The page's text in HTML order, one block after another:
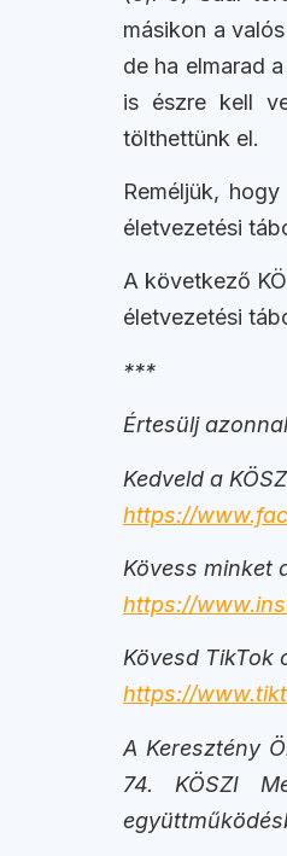
másikon a
de ha elmarad
is észre kell
tölthettünk el.
Reméljük,
életvezetési
A következő
életvezetési
***
Értesülj
Kedveld a
https://
Kövess minket
https://
Kövesd TikTok
https://
A Keresztény
74. KÖSZI